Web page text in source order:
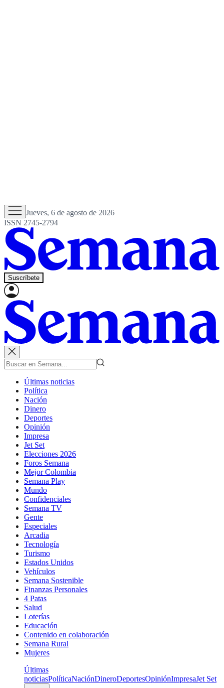
Jueves, 6 de agosto de 2026
ISSN 2745-2794
Suscríbete
Últimas noticias
Política
Nación
Dinero
Deportes
Opinión
Impresa
Jet Set
Elecciones 2026
Foros Semana
Mejor Colombia
Semana Play
Mundo
Confidenciales
Semana TV
Gente
Especiales
Arcadia
Tecnología
Turismo
Estados Unidos
Vehículos
Semana Sostenible
Finanzas Personales
4 Patas
Salud
Loterías
Educación
Contenido en colaboración
Semana Rural
Mujeres
Últimas
noticiasPolíticaNaciónDineroDeportesOpiniónImpresaJet Set